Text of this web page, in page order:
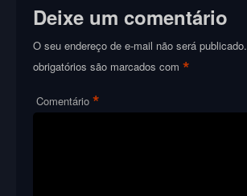
Deixe um comentário
O seu endereço de e-mail não será publicado.
obrigatórios são marcados com*
Comentário *